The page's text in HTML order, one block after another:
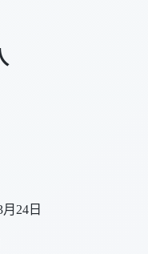
24日